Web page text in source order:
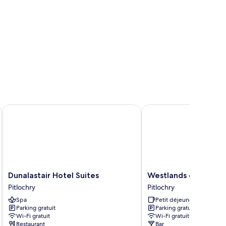
Dunalastair
Hotel
Suites
Pitlochry
Dunalastair Hotel Suites
Pitlochry
Spa
Parking gratuit
Wi-Fi gratuit
Restaurant
Dunalastair Hotel Suites
Westlands
of
Pitlochry
Pitlochry
Westlands of
Pitlochry
Petit déjeuner gratuit
Parking gratuit
Wi-Fi gratuit
Bar
Westlands of Pitlochry